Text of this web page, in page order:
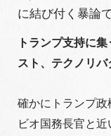
に結び付く暴論
トランプ支持に
スト、テクノリ
確かにトランプ
ビオ国務長官と